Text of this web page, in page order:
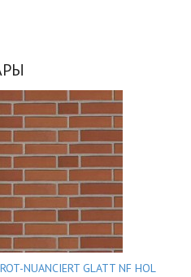
NUANCIERT GLATT NF HOL